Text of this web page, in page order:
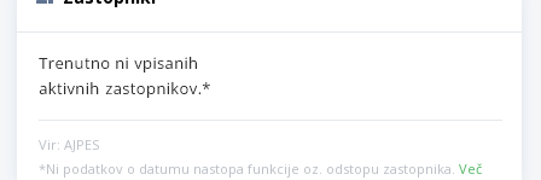
Vir: AJPES
*Ni podatkov o datumu nastopa funkcije oz. odstopu zastopnika. Več